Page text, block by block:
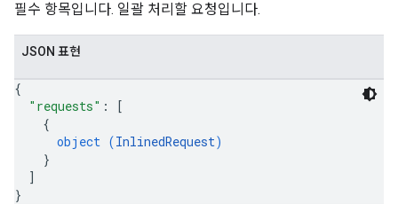
필수 항목입니다. 일괄 처리할 요청입니다.
JSON 표현
{
"requests" :
[
{
object (InlinedRequest)
}
]
}